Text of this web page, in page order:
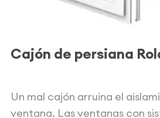
Cajón de persiana
Un mal cajón arruina el
ventana. Las ventanas con